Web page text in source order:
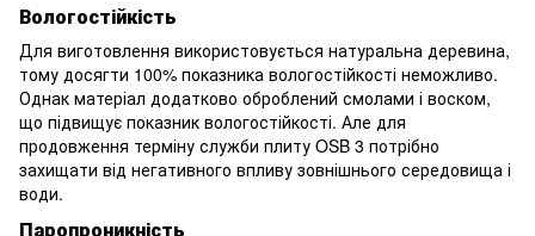
Вологостійкість
Для виготовлення використовується натуральна деревина,
тому досягти 100% показника вологостійкості неможливо.
Однак матеріал додатково оброблений смолами і воском,
що підвищує показник вологостійкості. Але для
продовження терміну служби плиту OSB 3 потрібно
захищати від негативного впливу зовнішнього середовища і
води.
Паропроникність